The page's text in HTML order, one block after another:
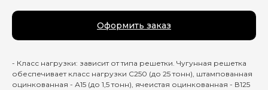
Оформить заказ
- Класс нагрузки: зависит от типа решетки. Чугунная решетка
обеспечивает класс нагрузки С250 (до 25 тонн), штампованная
оцинкованная - А15 (до 1,5 тонн), ячеистая оцинкованная - В125